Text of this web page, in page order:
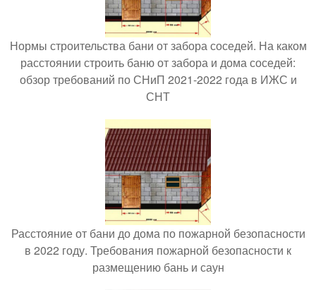
Нормы строительства бани от забора соседей. На каком
расстоянии строить баню от забора и дома соседей:
обзор требований по СНиП 2021-2022 года в ИЖС и
СНТ
Расстояние от бани до дома по пожарной безопасности
в 2022 году. Требования пожарной безопасности к
размещению бань и саун